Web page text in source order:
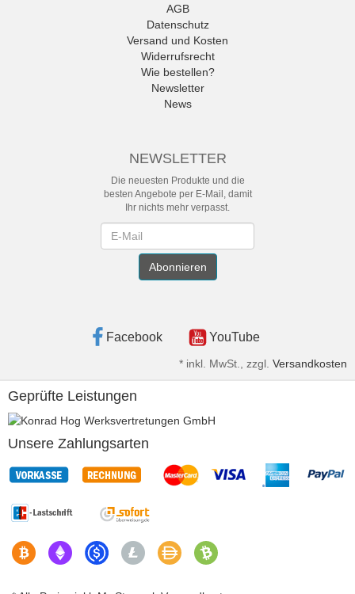
AGB
Datenschutz
Versand und Kosten
Widerrufsrecht
Wie bestellen?
Newsletter
News
NEWSLETTER
Die neuesten Produkte und die
besten Angebote per E-Mail, damit
Ihr nichts mehr verpasst.
Abonnieren
Facebook YouTube
* inkl. MwSt., zzgl. Versandkosten
Geprüfte Leistungen
Unsere Zahlungsarten